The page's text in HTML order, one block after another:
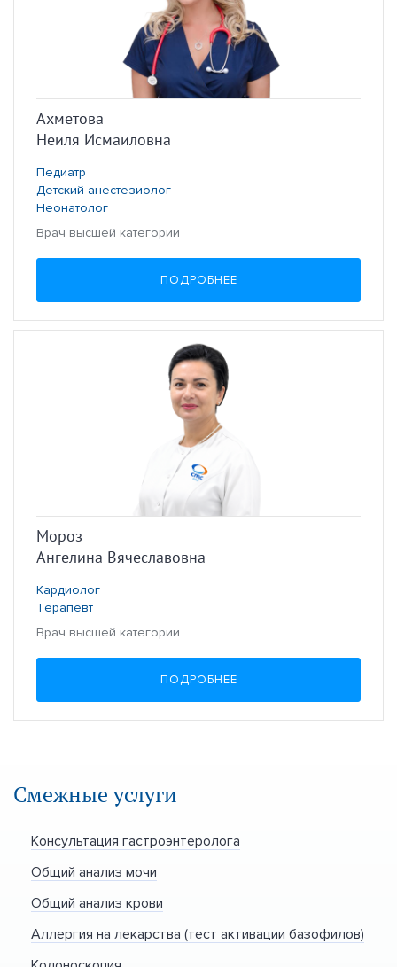
Ахметова
Неиля Исмаиловна
Педиатр
Детский анестезиолог
Неонатолог
Врач высшей категории
ПОДРОБНЕЕ
Мороз
Ангелина Вячеславовна
Кардиолог
Терапевт
Врач высшей категории
ПОДРОБНЕЕ
Смежные услуги
Консультация гастроэнтеролога
Общий анализ мочи
Общий анализ крови
Аллергия на лекарства (тест активации базофилов)